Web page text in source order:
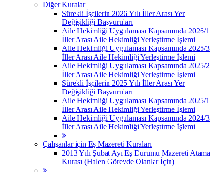
Diğer Kuralar
Sürekli İşçilerin 2026 Yılı İller Arası Yer
Değişikliği Başvuruları
Aile Hekimliği Uygulaması Kapsamında 2026/1
İller Arası Aile Hekimliği Yerleştirme İşlemi
Aile Hekimliği Uygulaması Kapsamında 2025/3
İller Arası Aile Hekimliği Yerleştirme İşlemi
Aile Hekimliği Uygulaması Kapsamında 2025/2
İller Arası Aile Hekimliği Yerleştirme İşlemi
Sürekli İşçilerin 2025 Yılı İller Arası Yer
Değişikliği Başvuruları
Aile Hekimliği Uygulaması Kapsamında 2025/1
İller Arası Aile Hekimliği Yerleştirme İşlemi
Aile Hekimliği Uygulaması Kapsamında 2024/3
İller Arası Aile Hekimliği Yerleştirme İşlemi
Çalışanlar için Eş Mazereti Kuraları
2013 Yılı Şubat Ayı Eş Durumu Mazereti Atama
Kurası (Halen Görevde Olanlar İçin)